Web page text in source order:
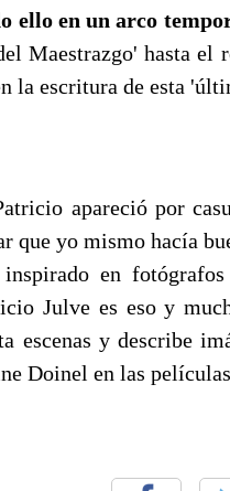
ello en un arco
Maestrazgo' hasta el
la escritura de esta
apareció por
que yo mismo hacía
en
Julve es eso y
escenas y describe
Doinel en las